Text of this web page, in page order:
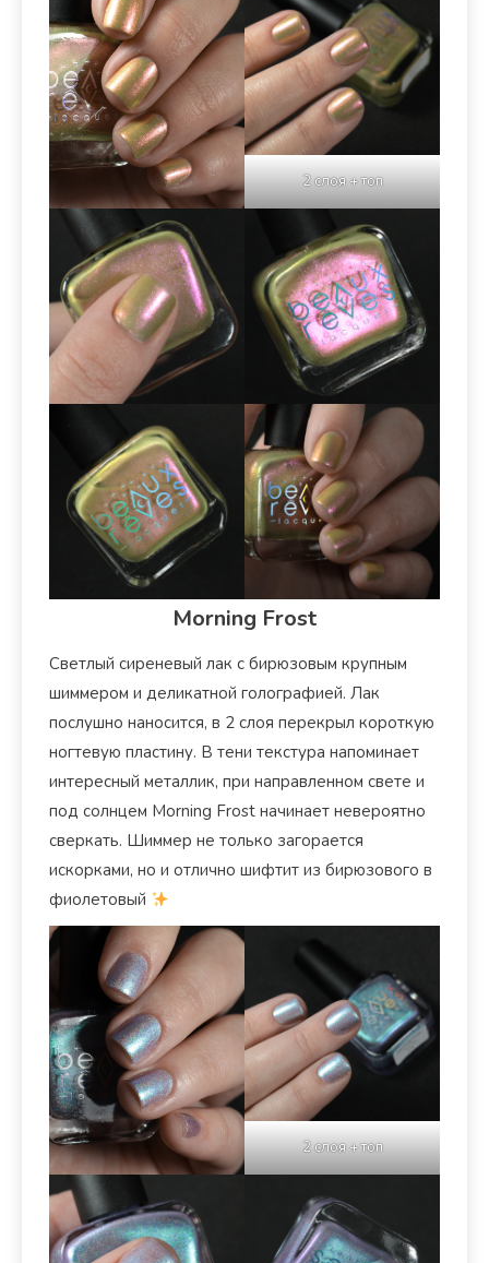
2 слоя + топ
Morning Frost
Светлый сиреневый лак с бирюзовым крупным
шиммером и деликатной голографией. Лак
послушно наносится, в 2 слоя перекрыл короткую
ногтевую пластину. В тени текстура напоминает
интересный металлик, при направленном свете и
под солнцем Morning Frost начинает невероятно
сверкать. Шиммер не только загорается
искорками, но и отлично шифтит из бирюзового в
фиолетовый
2 слоя + топ